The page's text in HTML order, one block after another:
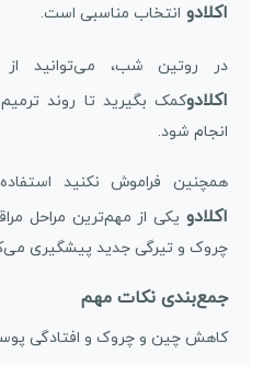
اکلادو انتخاب مناسبی است.
در روتین شب، می‌توانید از
اکلادوکمک بگیرید تا روند
انجام شود.
همچنین فراموش نکنید
اکلادو یکی از مهم‌ترین مراحل
چروک و تیرگی جدید پیشگیری
جمع‌بندی نکات مهم
کاهش چین و چروک و افتادگی